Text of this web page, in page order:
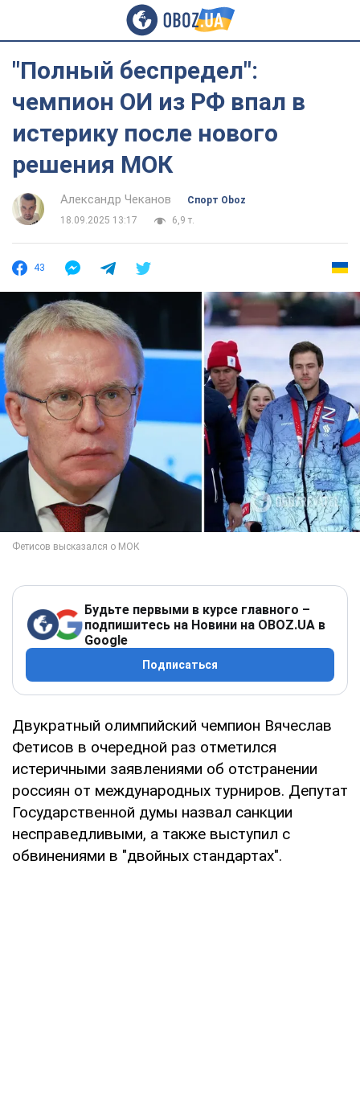
"Полный беспредел":
чемпион ОИ из РФ впал в
истерику после нового
решения МОК
Александр Чеканов
Спорт Oboz
18.09.2025 13:17
6,9 т.
43
Будьте первыми в курсе главного –
подпишитесь на Новини на OBOZ.UA в
Google
Подписаться
Двукратный олимпийский чемпион Вячеслав
Фетисов в очередной раз отметился
истеричными заявлениями об отстранении
россиян от международных турниров. Депутат
Государственной думы назвал санкции
несправедливыми, а также выступил с
обвинениями в "двойных стандартах".